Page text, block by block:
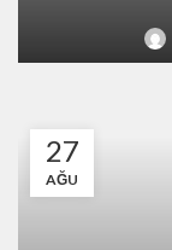
27
AĞU